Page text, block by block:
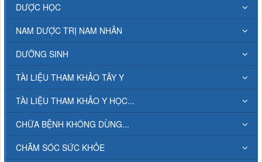
DƯỢC HỌC
NAM DƯỢC TRỊ NAM NHÂN
DƯỠNG SINH
TÀI LIỆU THAM KHẢO TÂY Y
TÀI LIỆU THAM KHẢO Y HỌC...
CHỮA BỆNH KHÔNG DÙNG...
CHĂM SÓC SỨC KHỎE